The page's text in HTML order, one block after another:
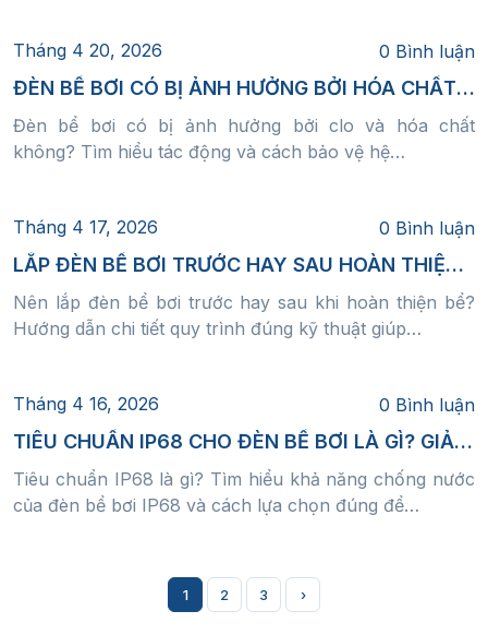
Phân bố đều ánh sáng toàn bể
Không tạo vùng tối
Không gây chói mắt người bơi
Bố trí đèn theo chiều dài bể
Lắp đèn dọc theo thành bể
Khoảng cách tiêu chuẩn: 2 – 3m
Hướng chiếu ánh sáng
Chiếu ngang từ thành vào
Không chiếu trực diện người bơi
Đồng bộ với kiến trúc tổng thể
Tháng 4 20, 2026 0 Bình luận
ĐÈN BỂ BƠI CÓ BỊ ẢNH HƯỞNG BỞI HÓA CHẤT KHÔNG? PHÂN TÍCH CHI TIẾT VÀ CÁCH BẢO VỆ
Đèn bể bơi có bị ảnh hưởng bởi clo và hóa chất
không? Tìm hiểu tác động và cách bảo vệ hệ…
Tháng 4 17, 2026 0 Bình luận
LẮP ĐÈN BỂ BƠI TRƯỚC HAY SAU HOÀN THIỆN? SAI 1 BƯỚC CÓ THỂ PHẢI ĐỤC LẠI TOÀN BỘ HỒ
Nên lắp đèn bể bơi trước hay sau khi hoàn thiện bể?
Hướng dẫn chi tiết quy trình đúng kỹ thuật giúp…
Tháng 4 16, 2026 0 Bình luận
TIÊU CHUẨN IP68 CHO ĐÈN BỂ BƠI LÀ GÌ? GIẢI THÍCH CHI TIẾT VÀ CÁCH CHỌN ĐÚNG
Tiêu chuẩn IP68 là gì? Tìm hiểu khả năng chống nước
của đèn bể bơi IP68 và cách lựa chọn đúng để…
1 2 3 ›